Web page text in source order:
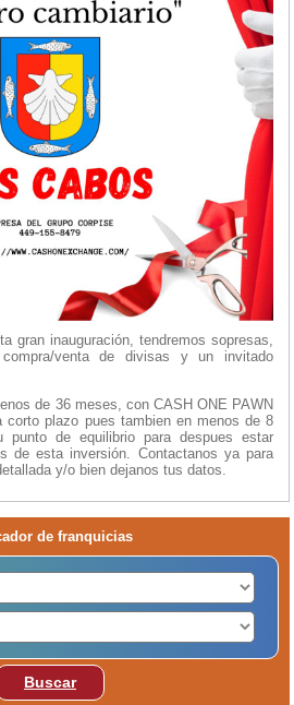
gran inauguración, tendremos sopresas,
venta de divisas y un invitado
de 36 meses, con CASH ONE PAWN
corto plazo pues tambien en menos de 8
punto de equilibrio para despues estar
de esta inversión. Contactanos ya para
y/o bien dejanos tus datos.
de franquicias
Buscar